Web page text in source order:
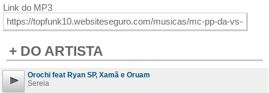
Link do MP3
+ DO ARTISTA
Orochi feat Ryan SP, Xamã e Oruam
Sereia